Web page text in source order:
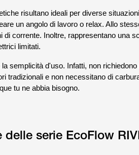
risultano ideali per diverse
un angolo di lavoro o relax. Allo
di corrente. Inoltre, rappresentano una
limitati.
la semplicità d'uso. Infatti, non
tradizionali e non necessitano di
tu ne abbia bisogno.
delle serie EcoFlow